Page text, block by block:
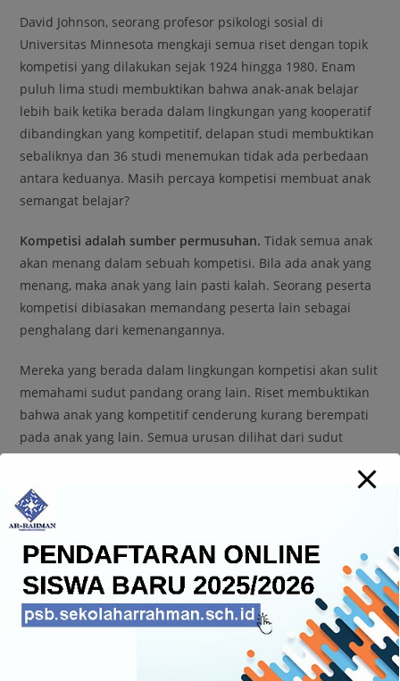
David Johnson, seorang profesor psikologi sosial di
Universitas Minnesota mengkaji semua riset dengan topik
kompetisi yang dilakukan sejak 1924 hingga 1980. Enam
puluh lima studi membuktikan bahwa anak-anak belajar
lebih baik ketika berada dalam lingkungan yang kooperatif
dibandingkan yang kompetitif, delapan studi membuktikan
sebaliknya dan 36 studi menemukan tidak ada perbedaan
antara keduanya. Masih percaya kompetisi membuat anak
semangat belajar?
Kompetisi adalah sumber permusuhan. Tidak semua anak
akan menang dalam sebuah kompetisi. Bila ada anak yang
menang, maka anak yang lain pasti kalah. Seorang peserta
kompetisi dibiasakan memandang peserta lain sebagai
penghalang dari kemenangannya.
Mereka yang berada dalam lingkungan kompetisi akan sulit
memahami sudut pandang orang lain. Riset membuktikan
bahwa anak yang kompetitif cenderung kurang berempati
pada anak yang lain. Semua urusan dilihat dari sudut
pandang kepentingannya. Bila ada yang menghalanginya,
Bersenang-senang tidak berarti mengubah lapangan
bermain menjadi arena kompetisi.Kita seringkali
menganggap kompetisi adalah satu-satunya sumber
kesenangan buat anak. Hampir semua kegiatan anak-anak
bersifat kompetisi bahkan kegiatan yang sifatnya untuk
bersenang-senang sekalipun. Semuanya dilombakan.
Saya sendiri menyaksikan perubahan dari kompetisi